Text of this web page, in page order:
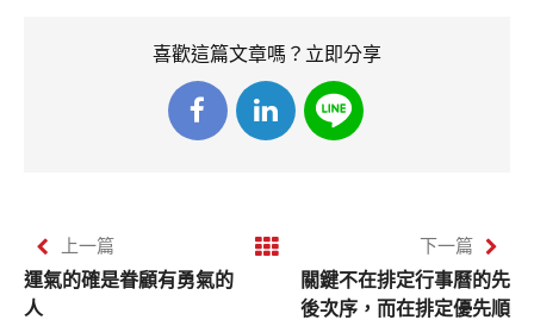
喜歡這篇文章嗎？立即分享
上一篇
運氣的確是眷顧有勇氣的
人
下一篇
關鍵不在排定行事曆的先
後次序，而在排定優先順